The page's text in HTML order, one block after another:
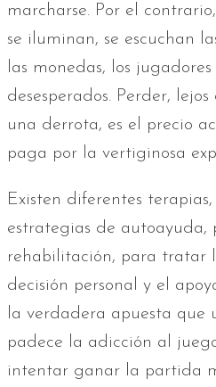
marcharse. Por el
se iluminan, se escuchan
las monedas, los jugadores
desesperados. Perder,
una derrota, es el precio
paga por la vertiginosa
Existen diferentes
estrategias de autoayuda,
rehabilitación, para tratar
decisión personal y el
la verdadera apuesta que
padece la adicción al
intentar ganar la partida